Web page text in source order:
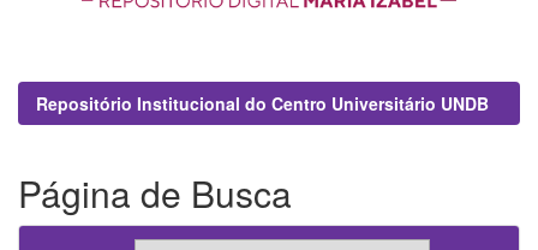
Repositório Institucional do Centro Universitário UNDB
Página de Busca